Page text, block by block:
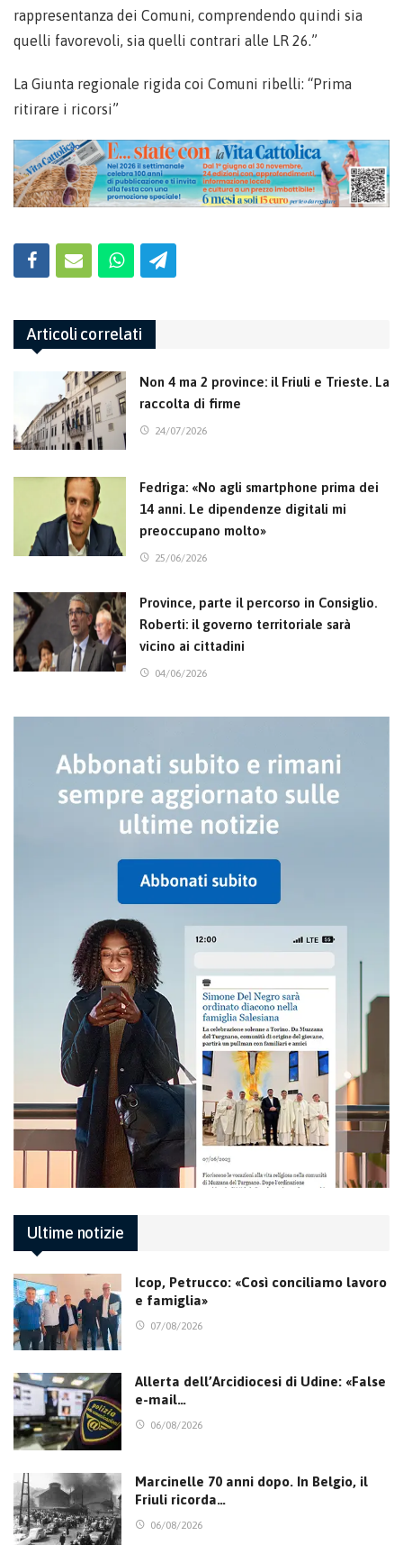
rappresentanza dei Comuni, comprendendo quindi sia
quelli favorevoli, sia quelli contrari alle LR 26.”
La Giunta regionale rigida coi Comuni ribelli: “Prima
ritirare i ricorsi”
Articoli correlati
Non 4 ma 2 province: il Friuli e Trieste. La
raccolta di firme
24/07/2026
Fedriga: «No agli smartphone prima dei
14 anni. Le dipendenze digitali mi
preoccupano molto»
25/06/2026
Province, parte il percorso in Consiglio.
Roberti: il governo territoriale sarà
vicino ai cittadini
04/06/2026
Ultime notizie
Icop, Petrucco: «Così conciliamo lavoro
e famiglia»
07/08/2026
Allerta dell’Arcidiocesi di Udine: «False
e-mail…
06/08/2026
Marcinelle 70 anni dopo. In Belgio, il
Friuli ricorda…
06/08/2026